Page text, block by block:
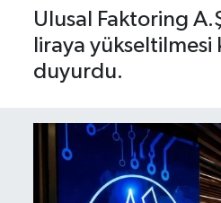
Ulusal Faktoring
liraya
duyurdu.
Gündem
Şirket Haberleri
Borsa Gundem